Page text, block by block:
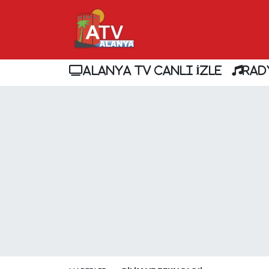
ALANYA TV CANLI İZLE